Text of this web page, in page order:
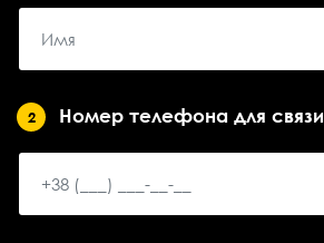
2 Номер телефона для связи